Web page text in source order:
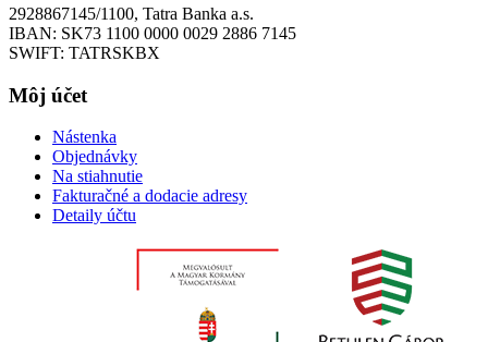
2928867145/1100, Tatra Banka a.s.
IBAN: SK73 1100 0000 0029 2886 7145
SWIFT: TATRSKBX
Môj účet
Nástenka
Objednávky
Na stiahnutie
Fakturačné a dodacie adresy
Detaily účtu